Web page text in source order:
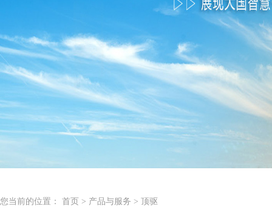
您当前的位置： 首页 > 产品与服务 > 顶驱